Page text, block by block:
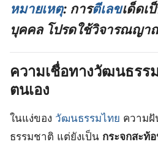
หมายเหตุ: การตีเลขเด็ดเ
บุคคล โปรดใช้วิจารณญา
ความเชื่อทางวัฒนธรร
ตนเอง
ในแง่ของ วัฒนธรรมไทย ความฝั
ธรรมชาติ แต่ยังเป็น กระจกสะท้